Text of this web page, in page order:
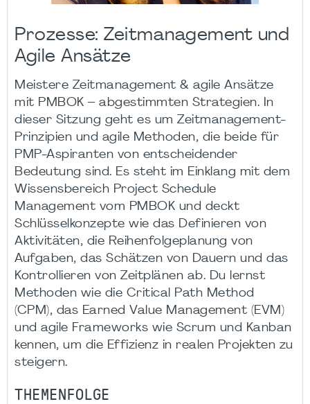
Prozesse: Zeitmanagement und
Agile Ansätze
Meistere Zeitmanagement & agile Ansätze
mit PMBOK – abgestimmten Strategien. In
dieser Sitzung geht es um Zeitmanagement-
Prinzipien und agile Methoden, die beide für
PMP-Aspiranten von entscheidender
Bedeutung sind. Es steht im Einklang mit dem
Wissensbereich Project Schedule
Management vom PMBOK und deckt
Schlüsselkonzepte wie das Definieren von
Aktivitäten, die Reihenfolgeplanung von
Aufgaben, das Schätzen von Dauern und das
Kontrollieren von Zeitplänen ab. Du lernst
Methoden wie die Critical Path Method
(CPM), das Earned Value Management (EVM)
und agile Frameworks wie Scrum und Kanban
kennen, um die Effizienz in realen Projekten zu
steigern.
THEMENFOLGE